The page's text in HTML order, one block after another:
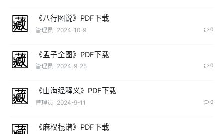
《八行图说》PDF下载
管理员 2024-10-9 0
《孟子全图》PDF下载
管理员 2024-9-25 0
《山海经释义》PDF下载
管理员 2024-9-11 0
《麻杈棍谱》PDF下载